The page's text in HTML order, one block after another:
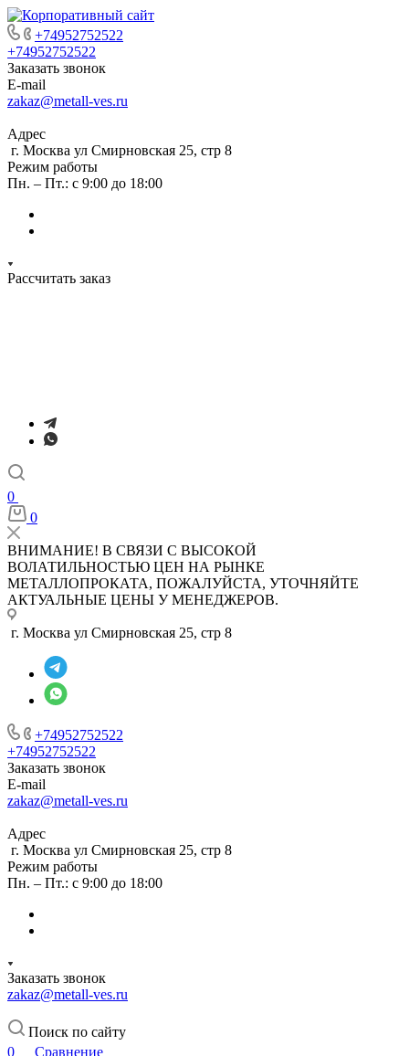
+74952752522
+74952752522
Заказать звонок
E-mail
zakaz@metall-ves.ru
Адрес
г. Москва ул Смирновская 25, стр 8
Режим работы
Пн. – Пт.: с 9:00 до 18:00
Рассчитать заказ
0
0
ВНИМАНИЕ! В СВЯЗИ С ВЫСОКОЙ
ВОЛАТИЛЬНОСТЬЮ ЦЕН НА РЫНКЕ
МЕТАЛЛОПРОКАТА, ПОЖАЛУЙСТА, УТОЧНЯЙТЕ
АКТУАЛЬНЫЕ ЦЕНЫ У МЕНЕДЖЕРОВ.
г. Москва ул Смирновская 25, стр 8
+74952752522
+74952752522
Заказать звонок
E-mail
zakaz@metall-ves.ru
Адрес
г. Москва ул Смирновская 25, стр 8
Режим работы
Пн. – Пт.: с 9:00 до 18:00
Заказать звонок
zakaz@metall-ves.ru
Поиск по сайту
0
Сравнение